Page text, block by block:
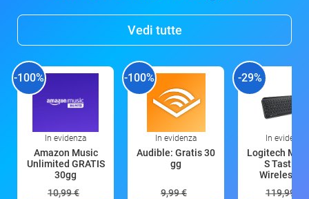
Vedi tutte
-100%
In evidenza
Amazon Music
Unlimited GRATIS
30gg
10,99 €
-100%
In evidenza
Audible: Gratis 30
gg
9,99 €
-29%
In evidenza
Logitech MX
S Tastiera
Wireless
119,99 €